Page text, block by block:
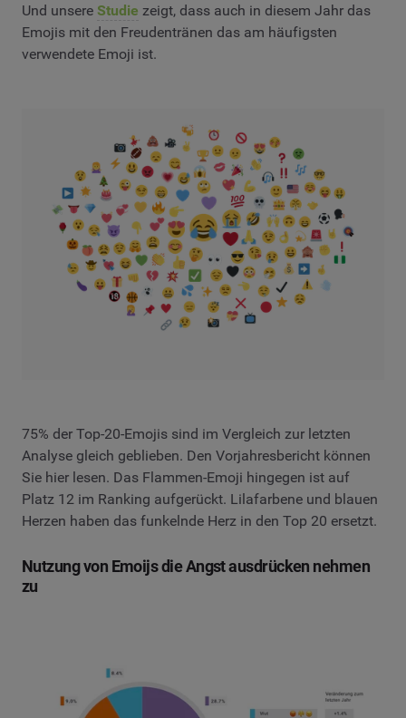
Und unsere Studie zeigt, dass auch in diesem Jahr das
Emojis mit den Freudentränen das am häufigsten
verwendete Emoji ist.
75% der Top-20-Emojis sind im Vergleich zur letzten
Analyse gleich geblieben. Den Vorjahresbericht können
Sie hier lesen. Das Flammen-Emoji hingegen ist auf
Platz 12 im Ranking aufgerückt. Lilafarbene und blauen
Herzen haben das funkelnde Herz in den Top 20 ersetzt.
Nutzung von Emoijs die Angst ausdrücken nehmen
zu